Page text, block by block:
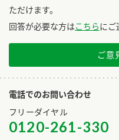
ただけます。
回答が必要な方はこちらにご
ご意
電話でのお問い合わせ
フリーダイヤル
0120-261-330